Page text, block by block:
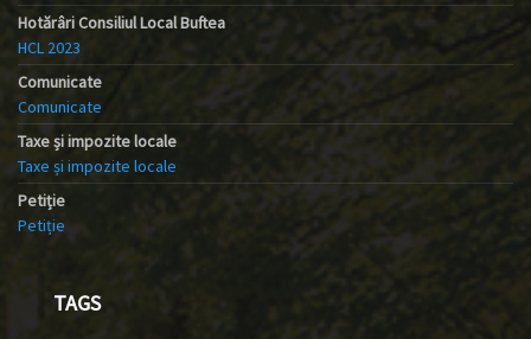
Hotărâri Consiliul Local Buftea
HCL 2023
Comunicate
Comunicate
Taxe și impozite locale
Taxe și impozite locale
Petiție
Petiție
TAGS